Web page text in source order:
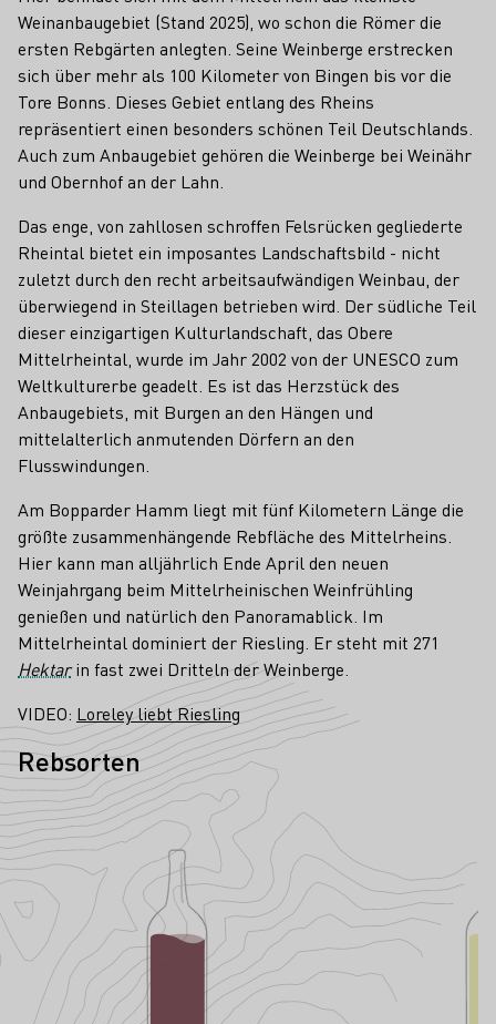
Weinanbaugebiet (Stand 2025), wo schon die Römer die
ersten Rebgärten anlegten. Seine Weinberge erstrecken
sich über mehr als 100 Kilometer von Bingen bis vor die
Tore Bonns. Dieses Gebiet entlang des Rheins
repräsentiert einen besonders schönen Teil Deutschlands.
Auch zum Anbaugebiet gehören die Weinberge bei Weinähr
und Obernhof an der Lahn.
Das enge, von zahllosen schroffen Felsrücken gegliederte
Rheintal bietet ein imposantes Landschaftsbild - nicht
zuletzt durch den recht arbeitsaufwändigen Weinbau, der
überwiegend in Steillagen betrieben wird. Der südliche Teil
dieser einzigartigen Kulturlandschaft, das Obere
Mittelrheintal, wurde im Jahr 2002 von der UNESCO zum
Weltkulturerbe geadelt. Es ist das Herzstück des
Anbaugebiets, mit Burgen an den Hängen und
mittelalterlich anmutenden Dörfern an den
Flusswindungen.
Am Bopparder Hamm liegt mit fünf Kilometern Länge die
größte zusammenhängende Rebfläche des Mittelrheins.
Hier kann man alljährlich Ende April den neuen
Weinjahrgang beim Mittelrheinischen Weinfrühling
genießen und natürlich den Panoramablick. Im
Mittelrheintal dominiert der Riesling. Er steht mit 271
Hektarin fast zwei Dritteln der Weinberge.
VIDEO: Loreley liebt Riesling
Rebsorten